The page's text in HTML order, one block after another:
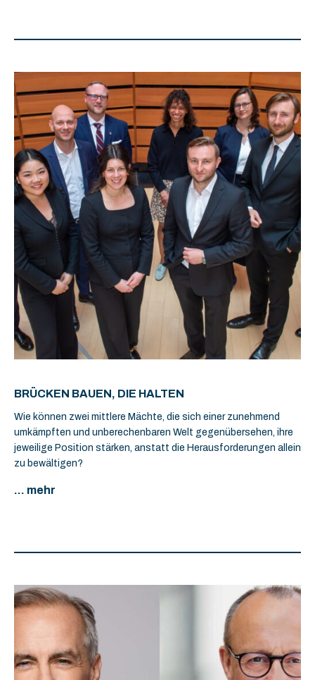
BRÜCKEN BAUEN, DIE HALTEN
Wie können zwei mittlere Mächte, die sich einer zunehmend
umkämpften und unberechenbaren Welt gegenübersehen, ihre
jeweilige Position stärken, anstatt die Herausforderungen allein
zu bewältigen?
... mehr